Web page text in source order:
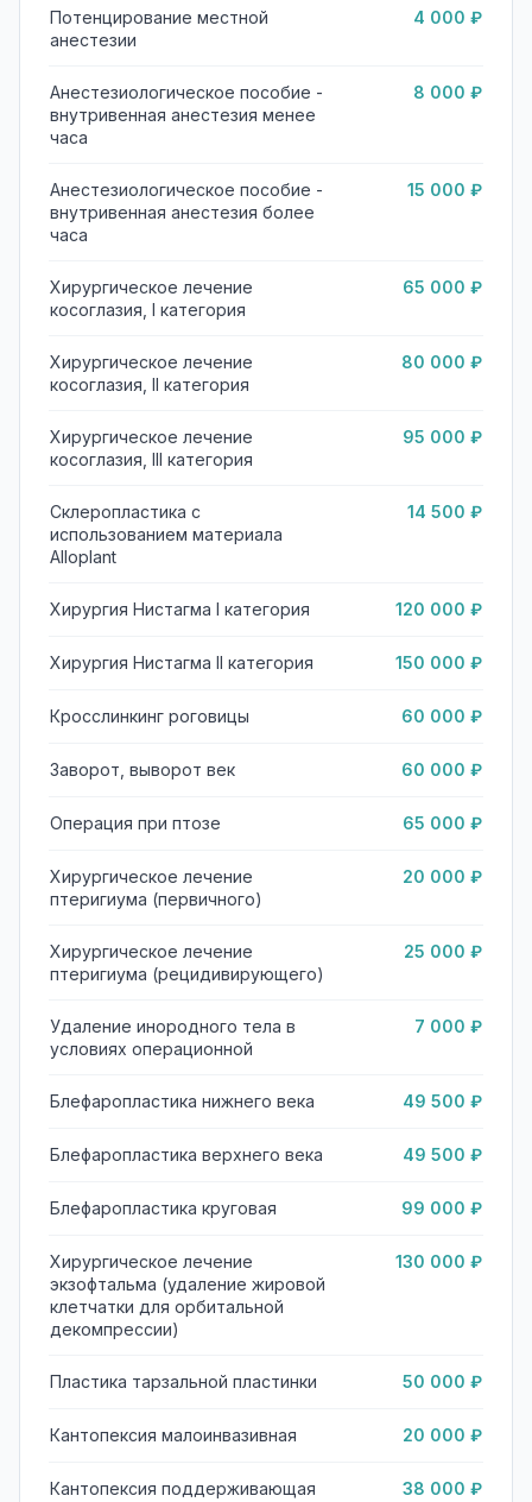
Потенцирование местной
анестезии
4 000 ₽
Анестезиологическое пособие -
внутривенная анестезия менее
часа
8 000 ₽
Анестезиологическое пособие -
внутривенная анестезия более
часа
15 000 ₽
Хирургическое лечение
косоглазия, I категория
65 000 ₽
Хирургическое лечение
косоглазия, II категория
80 000 ₽
Хирургическое лечение
косоглазия, III категория
95 000 ₽
Склеропластика с
использованием материала
Alloplant
14 500 ₽
Хирургия Нистагма I категория 120 000 ₽
Хирургия Нистагма II категория 150 000 ₽
Кросслинкинг роговицы 60 000 ₽
Заворот, выворот век 60 000 ₽
Операция при птозе 65 000 ₽
Хирургическое лечение
птеригиума (первичного)
20 000 ₽
Хирургическое лечение
птеригиума (рецидивирующего)
25 000 ₽
Удаление инородного тела в
условиях операционной
7 000 ₽
Блефаропластика нижнего века 49 500 ₽
Блефаропластика верхнего века 49 500 ₽
Блефаропластика круговая 99 000 ₽
Хирургическое лечение
экзофтальма (удаление жировой
клетчатки для орбитальной
декомпрессии)
130 000 ₽
Пластика тарзальной пластинки 50 000 ₽
Кантопексия малоинвазивная 20 000 ₽
Кантопексия поддерживающая 38 000 ₽